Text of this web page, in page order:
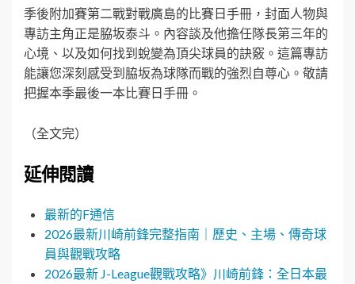
季後附加賽第二戰對戰廣島的比賽日手冊，封面人物與
專訪主角正是脇坂泰斗。內容談及他擔任隊長第三年的
心境、以及如何找到蛻變為頂尖球員的訣竅。這篇專訪
能讓您深刻感受到脇坂為球隊而戰的強烈自尊心。敬請
把握本季最後一本比賽日手冊。
（全文完）
延伸閱讀
最新的F通信
2026最新川崎前鋒完整指南｜歷史、主場、傳奇球
員與觀戰攻略
2026最新 J-League觀戰攻略》川崎前鋒：全日本最